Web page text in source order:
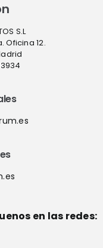
S.L
Oficina 12.
en las redes: